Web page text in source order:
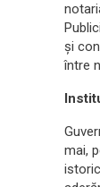
și
între
mai,